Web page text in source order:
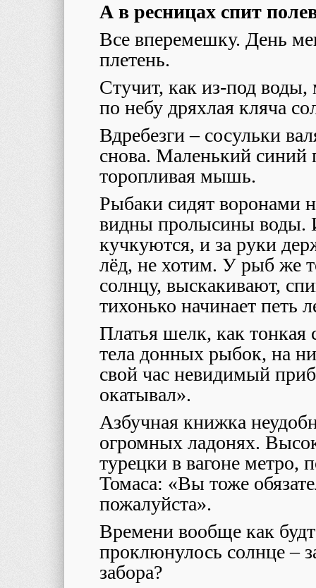
А в ресницах спит
Все вперемешку. День
плетень.
Стучит, как из-под
по небу дряхлая кляча
Вдребезги – сосульки
снова. Маленький синий
торопливая мышь.
Рыбаки сидят воронами
видны пролысины воды.
кучкуются, и за руки
лёд, не хотим. У рыб же
солнцу, выскакивают,
тихонько начинает петь
Платья шелк, как тонкая
тела донных рыбок, на
свой час невидимый
окатывал».
Азбучная книжка
огромных ладонях.
турецки в вагоне метро,
Томаса: «Вы тоже
пожалуйста».
Времени вообще как
проклюнулось солнце –
забора?